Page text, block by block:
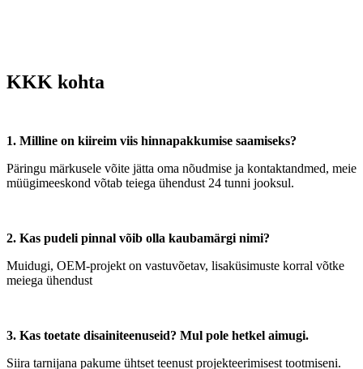
KKK kohta
1. Milline on kiireim viis hinnapakkumise saamiseks?
Päringu märkusele võite jätta oma nõudmise ja kontaktandmed, meie
müügimeeskond võtab teiega ühendust 24 tunni jooksul.
2. Kas pudeli pinnal võib olla kaubamärgi nimi?
Muidugi, OEM-projekt on vastuvõetav, lisaküsimuste korral võtke
meiega ühendust
3. Kas toetate disainiteenuseid? Mul pole hetkel aimugi.
Siira tarnijana pakume ühtset teenust projekteerimisest tootmiseni.